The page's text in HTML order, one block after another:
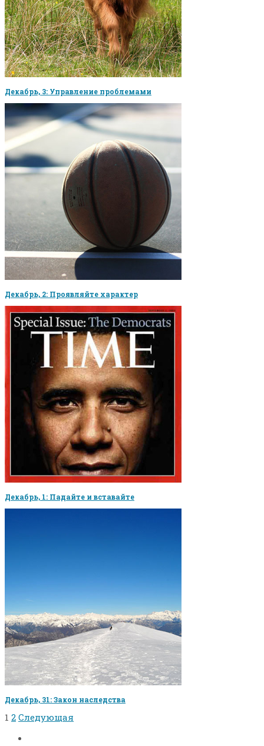
Декабрь, 3: Управление проблемами
Декабрь, 2: Проявляйте характер
Декабрь, 1: Падайте и вставайте
Декабрь, 31: Закон наследства
1 2 Следующая